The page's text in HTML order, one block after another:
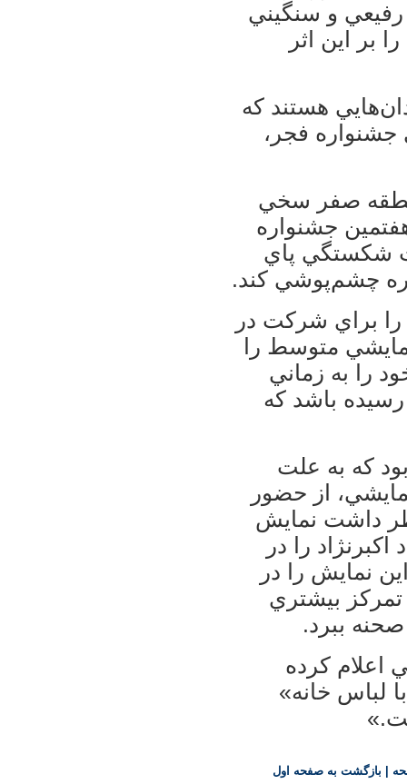
و سنگيني
بر اين اثر
هستند كه
جشنواره فجر،
صفر سخي
جشنواره
شكستگي پاي
چشم‌پوشي كند.
براي شركت در
متوسط را
را به زماني
باشد كه
كه به علت
از حضور
داشت نمايش
را در
نمايش را در
بيشتري
ببرد.
اعلام كرده
لباس خانه»
بازگشت به صفحه اول